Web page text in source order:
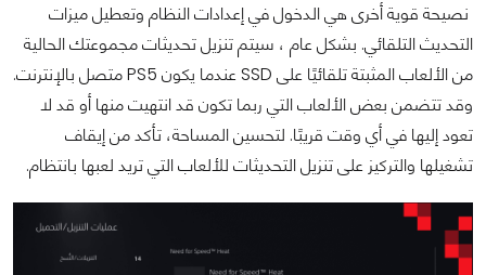
نصيحة قوية أخرى هي الدخول في إعدادات النظام وتعطيل ميزات
التحديث التلقائي. بشكل عام ، سيتم تنزيل تحديثات مجموعتك الحالية
من الألعاب المثبتة تلقائيًا على SSD عندما يكون PS5 متصل بالإنترنت.
وقد تتضمن بعض الألعاب التي ربما تكون قد انتهيت منها أو قد لا
تعود إليها في أي وقت قريبًا. لتحسين المساحة، تأكد من إيقاف
تشغيلها والتركيز على تنزيل التحديثات للألعاب التي تريد لعبها بانتظام.